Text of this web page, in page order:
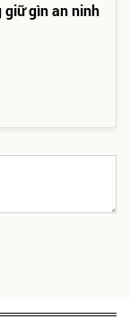
giữ gìn an ninh